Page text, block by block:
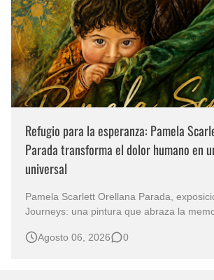
Refugio para la esperanza: Pamela
Parada transforma el dolor humano en
universal
Pamela Scarlett Orellana Parada,
Journeys: una pintura que abraza la
obras no necesitan levantar la voz para
Agosto 06, 2026 0